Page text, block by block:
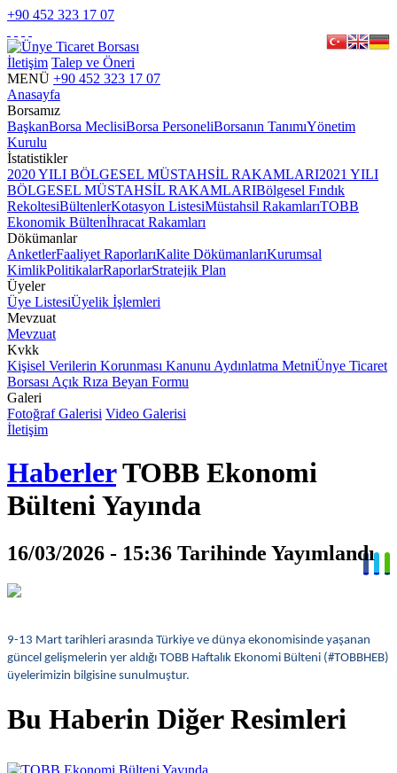
+90 452 323 17 07
İletişim Talep ve Öneri
MENÜ +90 452 323 17 07
Anasayfa
Borsamız
BaşkanBorsa MeclisiBorsa PersoneliBorsanın TanımıYönetim
Kurulu
İstatistikler
2020 YILI BÖLGESEL MÜSTAHSİL RAKAMLARI2021 YILI
BÖLGESEL MÜSTAHSİL RAKAMLARIBölgesel Fındık
RekoltesiBültenlerKotasyon ListesiMüstahsil RakamlarıTOBB
Ekonomik Bültenİhracat Rakamları
Dökümanlar
AnketlerFaaliyet RaporlarıKalite DökümanlarıKurumsal
KimlikPolitikalarRaporlarStratejik Plan
Üyeler
Üye ListesiÜyelik İşlemleri
Mevzuat
Mevzuat
Kvkk
Kişisel Verilerin Korunması Kanunu Aydınlatma MetniÜnye Ticaret
Borsası Açık Rıza Beyan Formu
Galeri
Fotoğraf Galerisi Video Galerisi
İletişim
HaberlerTOBB Ekonomi
Bülteni Yayında
16/03/2026 - 15:36 Tarihinde Yayımlandı
9-13 Mart tarihleri arasında Türkiye ve dünya ekonomisinde yaşanan
güncel gelişmelerin yer aldığı TOBB Haftalık Ekonomi Bülteni (#TOBBHEB)
üyelerimizin bilgisine sunulmuştur.
Bu Haberin Diğer Resimleri